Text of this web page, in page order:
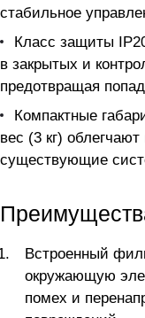
стабильное
Класс защиты
в закрытых и
предотвращая
Компактные
вес (3 кг)
существующие
Встроенный
окружающую
помех и